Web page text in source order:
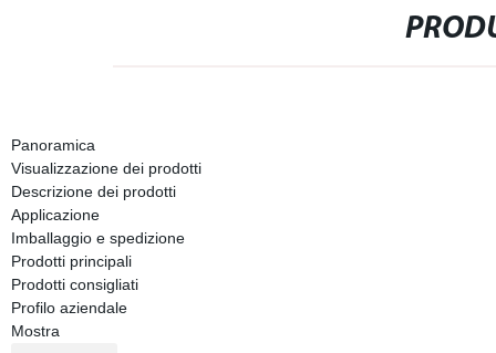
Panoramica
Visualizzazione dei prodotti
Descrizione dei prodotti
Applicazione
Imballaggio e spedizione
Prodotti principali
Prodotti consigliati
Profilo aziendale
Mostra